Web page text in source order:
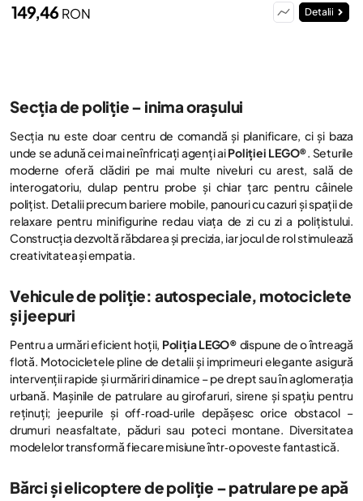
149,46RON Detalii
Secția de poliție – inima orașului
Secția nu este doar centru de comandă și planificare, ci și baza
unde se adună cei mai neînfricați agenți aiPoliției LEGO®. Seturile
moderne oferă clădiri pe mai multe niveluri cu arest, sală de
interogatoriu, dulap pentru probe și chiar țarc pentru câinele
polițist. Detalii precum bariere mobile, panouri cu cazuri și spații de
relaxare pentru minifigurine redau viața de zi cu zi a polițistului.
Construcția dezvoltă răbdarea și precizia, iar jocul de rol stimulează
creativitatea și empatia.
Vehicule de poliție: autospeciale, motociclete
și jeepuri
Pentru a urmări eficient hoții, Poliția LEGO® dispune de o întreagă
flotă. Motocicletele pline de detalii și imprimeuri elegante asigură
intervenții rapide și urmăriri dinamice – pe drept sau în aglomerația
urbană. Mașinile de patrulare au girofaruri, sirene și spațiu pentru
reținuți; jeepurile și off‑road‑urile depășesc orice obstacol –
drumuri neasfaltate, păduri sau poteci montane. Diversitatea
modelelor transformă fiecare misiune într‑o poveste fantastică.
Bărci și elicoptere de poliție – patrulare pe apă